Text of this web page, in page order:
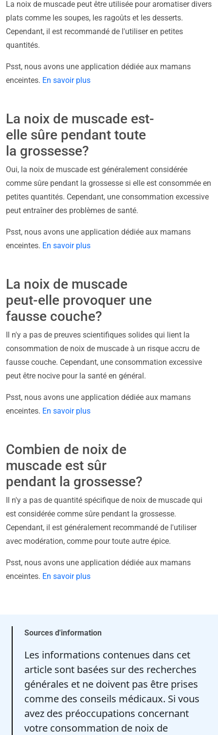
La noix de muscade peut être utilisée pour aromatiser divers
plats comme les soupes, les ragoûts et les desserts.
Cependant, il est recommandé de l'utiliser en petites
quantités.
Psst, nous avons une application dédiée aux mamans
enceintes. En savoir plus
La noix de muscade est-
elle sûre pendant toute
la grossesse?
Oui, la noix de muscade est généralement considérée
comme sûre pendant la grossesse si elle est consommée en
petites quantités. Cependant, une consommation excessive
peut entraîner des problèmes de santé.
Psst, nous avons une application dédiée aux mamans
enceintes. En savoir plus
La noix de muscade
peut-elle provoquer une
fausse couche?
Il n'y a pas de preuves scientifiques solides qui lient la
consommation de noix de muscade à un risque accru de
fausse couche. Cependant, une consommation excessive
peut être nocive pour la santé en général.
Psst, nous avons une application dédiée aux mamans
enceintes. En savoir plus
Combien de noix de
muscade est sûr
pendant la grossesse?
Il n'y a pas de quantité spécifique de noix de muscade qui
est considérée comme sûre pendant la grossesse.
Cependant, il est généralement recommandé de l'utiliser
avec modération, comme pour toute autre épice.
Psst, nous avons une application dédiée aux mamans
enceintes. En savoir plus
Sources d'information
Les informations contenues dans cet
article sont basées sur des recherches
générales et ne doivent pas être prises
comme des conseils médicaux. Si vous
avez des préoccupations concernant
votre consommation de noix de